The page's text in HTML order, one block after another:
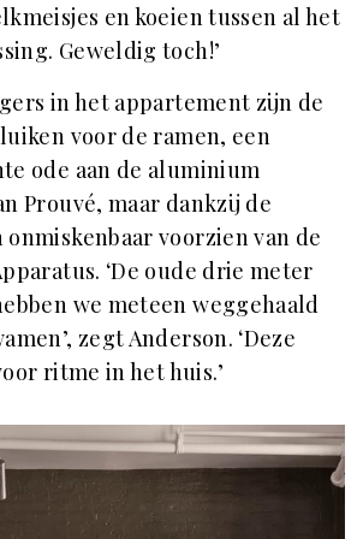
en koeien tussen al het
Geweldig toch!’
in het appartement zijn de
voor de ramen, een
ode aan de aluminium
Prouvé, maar dankzij de
voorzien van de
‘De oude drie meter
we meteen weggehaald
zegt Anderson. ‘Deze
ritme in het huis.’